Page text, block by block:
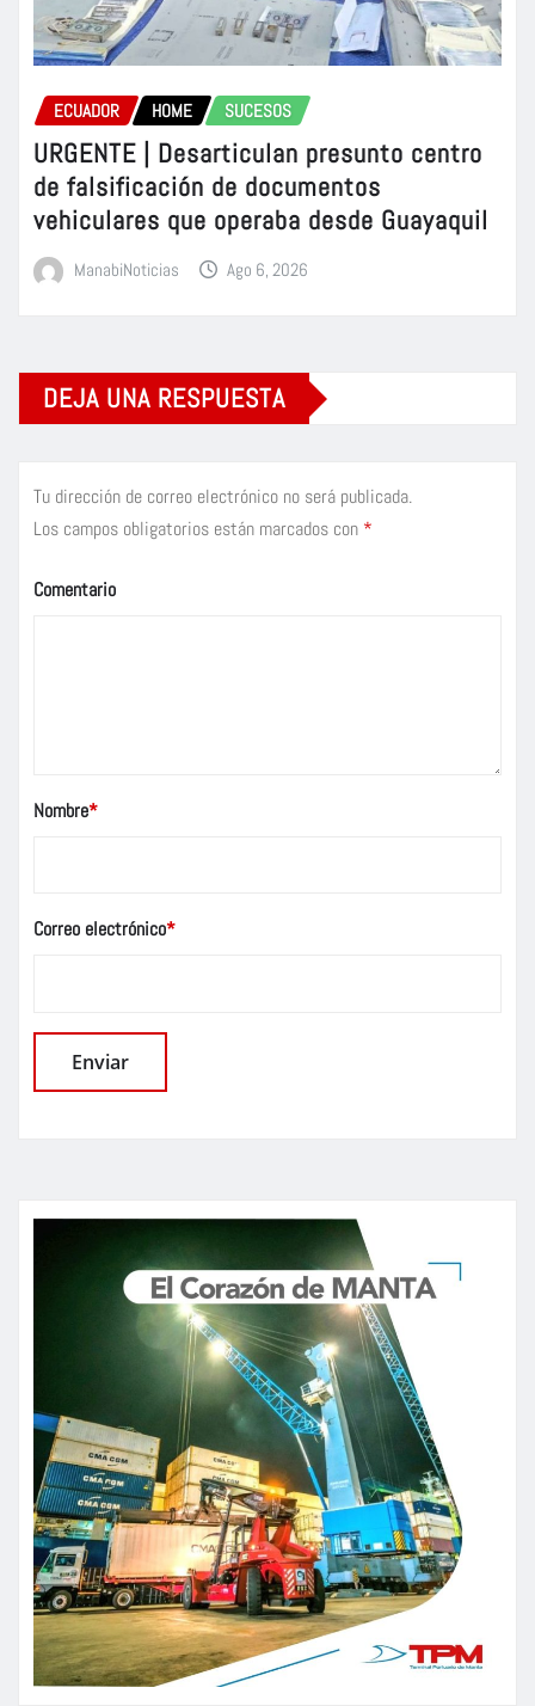
ECUADOR HOME SUCESOS
URGENTE | Desarticulan presunto centro
de falsificación de documentos
vehiculares que operaba desde Guayaquil
ManabiNoticias Ago 6, 2026
DEJA UNA RESPUESTA
Tu dirección de correo electrónico no será publicada.
Los campos obligatorios están marcados con *
Comentario
Nombre*
Correo electrónico*